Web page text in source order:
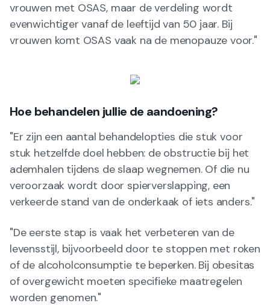
vrouwen met OSAS, maar de verdeling wordt
evenwichtiger vanaf de leeftijd van 50 jaar. Bij
vrouwen komt OSAS vaak na de menopauze voor."
Hoe behandelen jullie de aandoening?
"Er zijn een aantal behandelopties die stuk voor
stuk hetzelfde doel hebben: de obstructie bij het
ademhalen tijdens de slaap wegnemen. Of die nu
veroorzaak wordt door spierverslapping, een
verkeerde stand van de onderkaak of iets anders."
"De eerste stap is vaak het verbeteren van de
levensstijl, bijvoorbeeld door te stoppen met roken
of de alcoholconsumptie te beperken. Bij obesitas
of overgewicht moeten specifieke maatregelen
worden genomen."